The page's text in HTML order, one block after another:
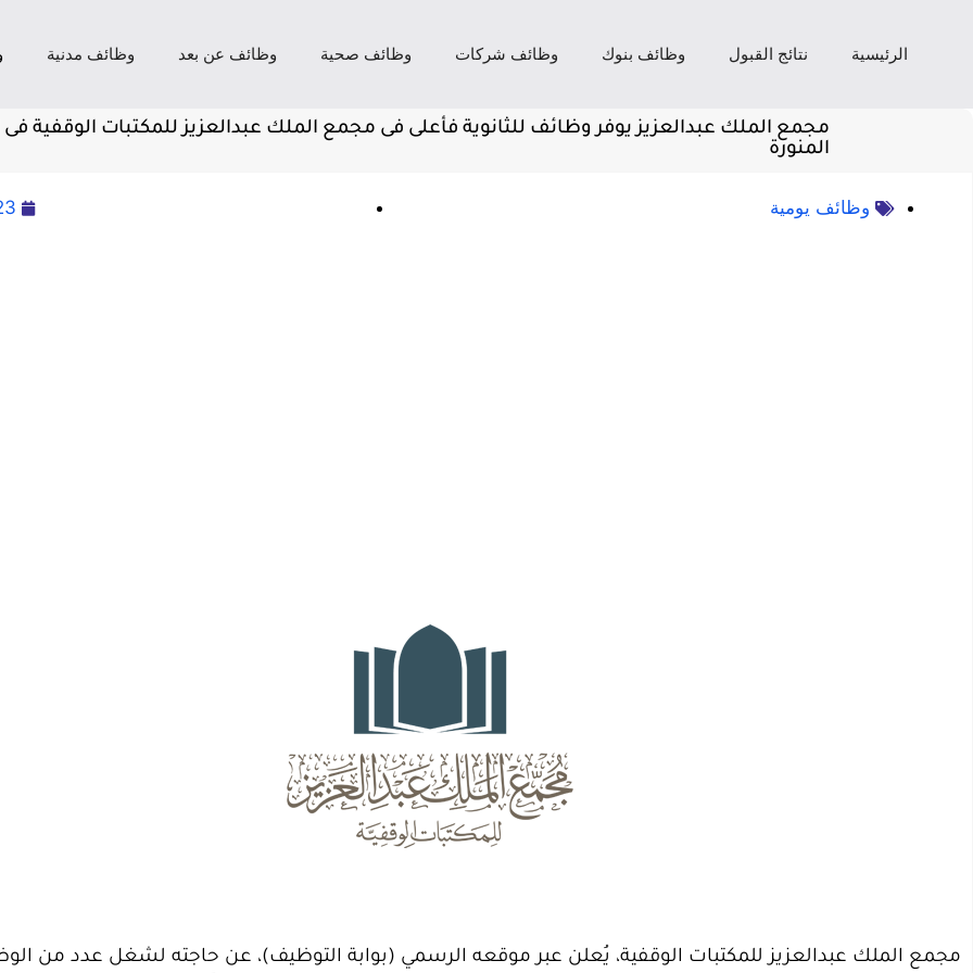
الرئيسية نتائج القبول وظائف بنوك وظائف شركات وظائف صحية وظائف عن بعد وظائف مدنية
مجمع الملك عبدالعزيز يوفر وظائف للثانوية فأعلى فى مجمع الملك عبدالعزيز للمكتبات الوقفية فى
المنورة
وظائف يومية
مجمع الملك عبدالعزيز للمكتبات الوقفية، يُعلن عبر موقعه الرسمي (بوابة التوظيف)، عن حاجته لشغل عدد من